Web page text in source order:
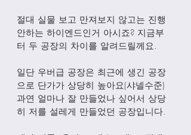
절대 실물 보고 만져보지 않고는 진행
안하는 하이엔드인거 아시죠? 지금부
터 두 공장의 차이를 알려드릴께요.
일단 우버급 공장은 최근에 생긴 공장
으로 단가가 상당히 높아요(샤넬수준)
과연 얼마나 잘 만들었나 싶어서 상당
히 저를 설레게 만들었던 공장입니다.